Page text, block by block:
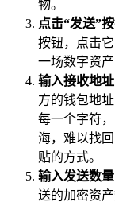
物。
点击“发送”
按钮，点击
一场数字资产
输入接收地址
方的钱包地
每一个字符
海，难以找
贴的方式。
输入发送数量
送的加密资